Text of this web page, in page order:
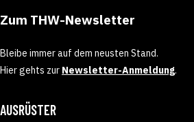
Zum THW-Newsletter
Bleibe immer auf dem neusten Stand.
Hier gehts zur Newsletter-Anmeldung.
AUSRÜSTER